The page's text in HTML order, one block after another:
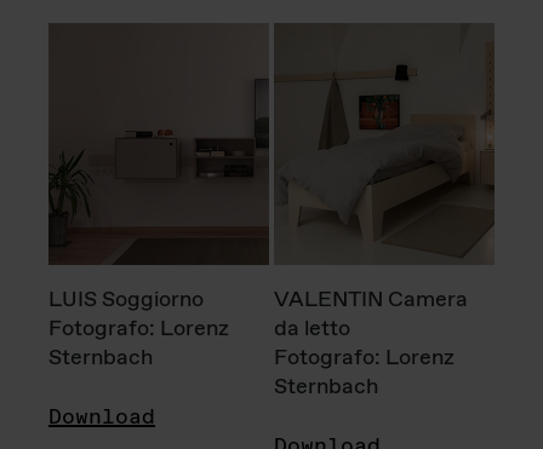
LUIS Soggiorno
Fotografo: Lorenz
Sternbach
Download
VALENTIN Camera
da letto
Fotografo: Lorenz
Sternbach